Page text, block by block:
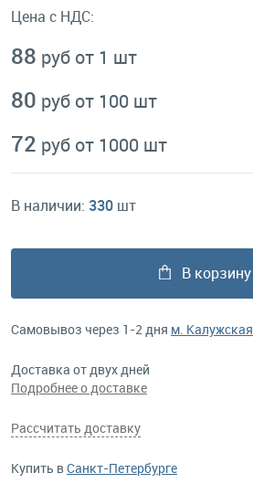
Цена с НДС:
88 руб от 1 шт
80 руб от 100 шт
72 руб от 1000 шт
В наличии: 330 шт
В корзину
Самовывоз через 1-2 дня м. Калужская
Доставка от двух дней
Подробнее о доставке
Рассчитать доставку
Купить вСанкт-Петербурге